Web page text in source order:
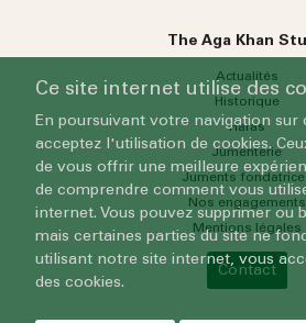
The Aga Khan
Actualités
Historique
Haras
Jumenterie
Juments
Nos engagements
Mentions légales
Contact
Ce site internet utilise des
En poursuivant votre navigation sur
acceptez l'utilisation de cookies.
de vous offrir une meilleure
de comprendre comment vous
internet. Vous pouvez supprimer ou
mais certaines parties du site ne
utilisant notre site internet, vous
des cookies.